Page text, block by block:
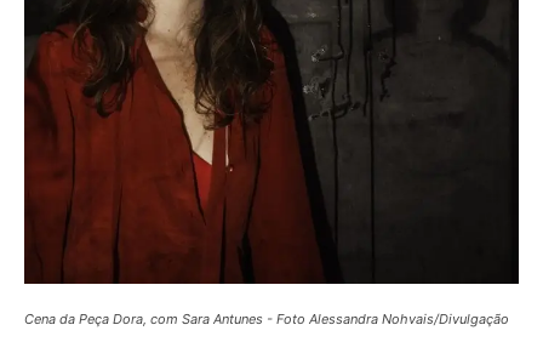
Cena da Peça Dora, com Sara Antunes - Foto Alessandra Nohvais/Divulgação